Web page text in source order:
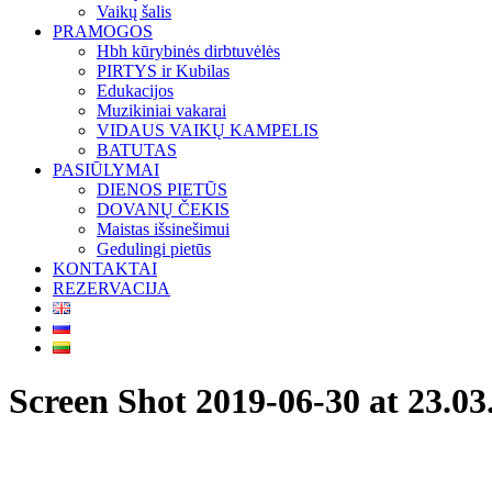
Vaikų šalis
PRAMOGOS
Hbh kūrybinės dirbtuvėlės
PIRTYS ir Kubilas
Edukacijos
Muzikiniai vakarai
VIDAUS VAIKŲ KAMPELIS
BATUTAS
PASIŪLYMAI
DIENOS PIETŪS
DOVANŲ ČEKIS
Maistas išsinešimui
Gedulingi pietūs
KONTAKTAI
REZERVACIJA
Screen Shot 2019-06-30 at